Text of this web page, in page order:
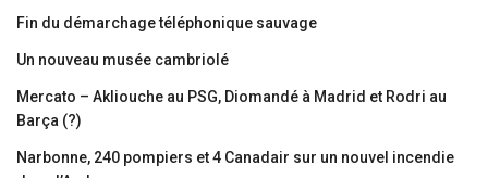
Fin du démarchage téléphonique sauvage
Un nouveau musée cambriolé
Mercato – Akliouche au PSG, Diomandé à Madrid et Rodri au
Barça (?)
Narbonne, 240 pompiers et 4 Canadair sur un nouvel incendie